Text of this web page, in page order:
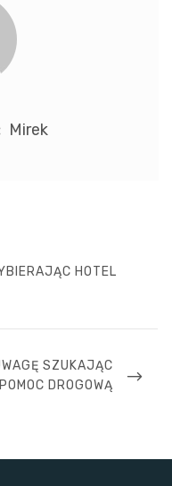
Mirek
HOTEL
SZUKAJĄC
DROGOWĄ